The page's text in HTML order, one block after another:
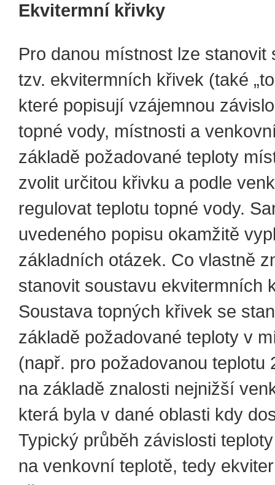
Ekvitermní křivky
Pro danou místnost lze stanovit
tzv. ekvitermních křivek (také
které popisují vzájemnou
topné vody, místnosti a
základě požadované teploty
zvolit určitou křivku a podle
regulovat teplotu topné vody.
uvedeného popisu okamžitě
základních otázek. Co vlastně
stanovit soustavu ekvitermních
Soustava topných křivek se
základě požadované teploty v
(např. pro požadovanou teplotu
na základě znalosti nejnižší
která byla v dané oblasti kdy
Typický průběh závislosti
na venkovní teplotě, tedy